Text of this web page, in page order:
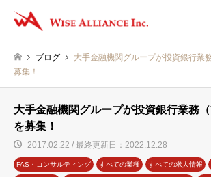
ブログ
大手金融機関グループが投資銀行業
募集！
大手金融機関グループが投資銀行業務
を募集！
2017.02.22 / 最終更新日：2022.12.28
FAS・コンサルティング すべての業種 すべての求人情報